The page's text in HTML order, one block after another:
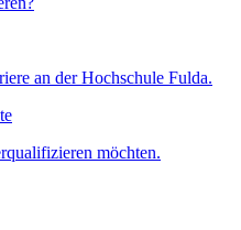
an der Hochschule Fulda.
möchten.